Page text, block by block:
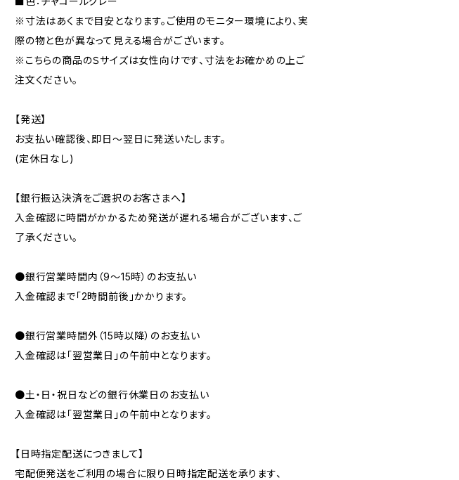
※寸法はあくまで目安となります。ご使用のモニター環境により、実
際の物と色が異なって見える場合がございます。
※こちらの商品のＳサイズは女性向けです、寸法をお確かめの上ご
注文ください。
【発送】
お支払い確認後、即日〜翌日に発送いたします。
(定休日なし)
【銀行振込決済をご選択のお客さまへ】
入金確認に時間がかかるため発送が遅れる場合がございます、ご
了承ください。
●銀行営業時間内（9〜15時）のお支払い
入金確認まで「2時間前後」かかります。
●銀行営業時間外（15時以降）のお支払い
入金確認は「翌営業日」の午前中となります。
●土・日・祝日などの銀行休業日のお支払い
入金確認は「翌営業日」の午前中となります。
【日時指定配送につきまして】
宅配便発送をご利用の場合に限り日時指定配送を承ります、